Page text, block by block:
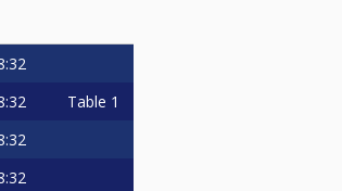
Table 1